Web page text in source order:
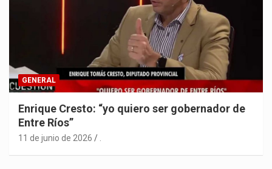
GENERAL
Enrique Cresto: “yo quiero ser gobernador de
Entre Ríos”
11 de junio de 2026 .